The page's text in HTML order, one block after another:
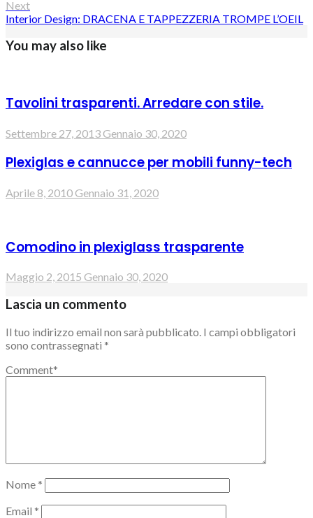
Next
Interior Design: DRACENA E TAPPEZZERIA TROMPE L’OEIL
You may also like
Tavolini trasparenti. Arredare con stile.
Settembre 27, 2013Gennaio 30, 2020
Plexiglas e cannucce per mobili funny-tech
Aprile 8, 2010Gennaio 31, 2020
Comodino in plexiglass trasparente
Maggio 2, 2015 Gennaio 30, 2020
Lascia un commento
Il tuo indirizzo email non sarà pubblicato. I campi obbligatori
sono contrassegnati *
Comment*
Nome *
Email *